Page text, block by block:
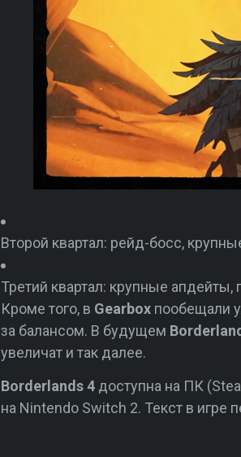
Второй квартал: рейд-босс,
Третий квартал: крупные
Кроме того, в Gearboxпообещали
за балансом. В будущем
увеличат и так далее.
Borderlands 4доступна на ПК
на Nintendo Switch 2. Текст в игре